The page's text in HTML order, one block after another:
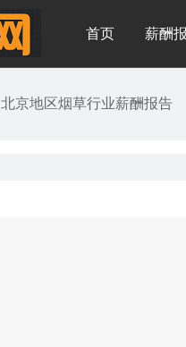
首页 薪酬
北京地区烟草行业薪酬报告